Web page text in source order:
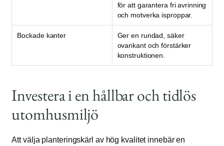
för att garantera fri avrinning
och motverka isproppar.
Bockade kanter
Ger en rundad, säker
ovankant och förstärker
konstruktionen.
Investera i en hållbar och tidlös
utomhusmiljö
Att välja planteringskärl av hög kvalitet innebär en